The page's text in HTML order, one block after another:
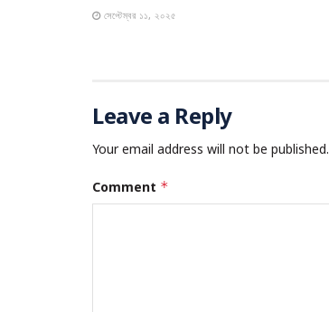
সেপ্টেম্বর ১১, ২০২৫
Leave a Reply
Your email address will not be published.
Comment *